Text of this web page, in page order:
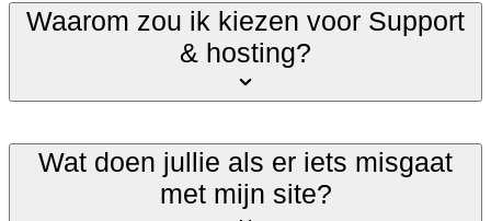
Waarom zou ik kiezen voor Support
& hosting?
Wat doen jullie als er iets misgaat
met mijn site?